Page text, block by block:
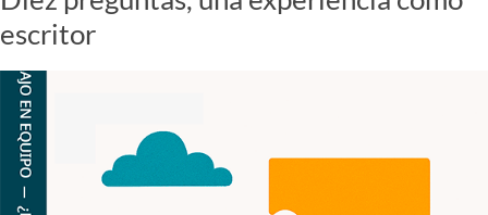
escritor